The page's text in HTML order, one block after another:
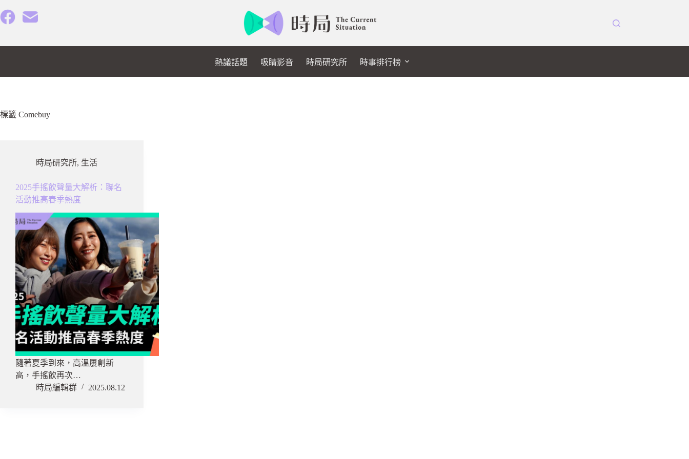
至
熱議話題 吸睛影音 時局研究所 時事排行榜
標籤 Comebuy
時局研究所, 生活
2025手搖飲聲量大解析：聯名
活動推高春季熱度
隨著夏季到來，高溫屢創新
高，手搖飲再次…
時局編輯群
2025.08.12